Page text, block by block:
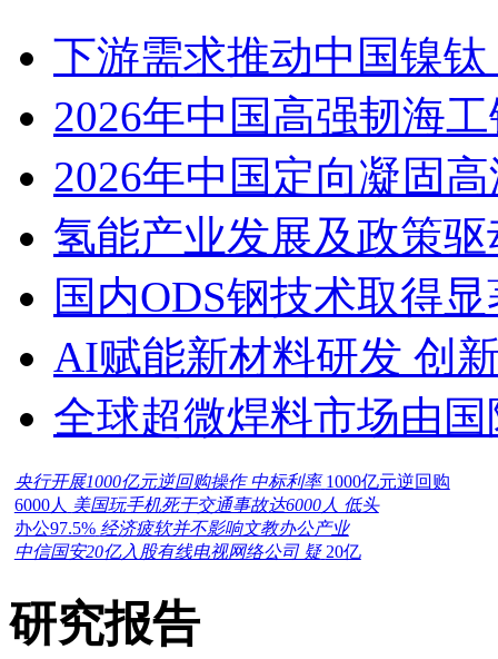
下游需求推动中国镍
2026年中国高强韧海
2026年中国定向凝固
氢能产业发展及政策
国内ODS钢技术取得
AI赋能新材料研发 创
全球超微焊料市场由
央行开展1000亿元逆回购操作 中标利率 1000亿元逆回购
6000人 美国玩手机死于交通事故达6000人 低头
办公97.5% 经济疲软并不影响文教办公产业
中信国安20亿入股有线电视网络公司 疑 20亿
研究报告